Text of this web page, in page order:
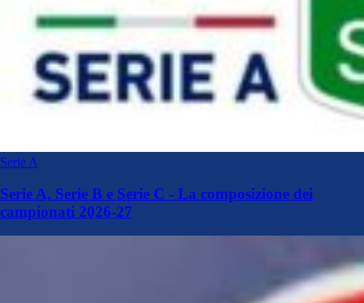
Serie A
Serie A, Serie B e Serie C - La composizione dei
campionati 2026-27